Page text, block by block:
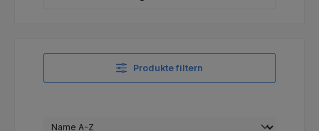
Produkte filtern